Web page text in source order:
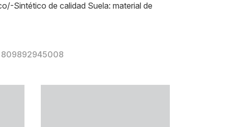
Sintético de calidad Suela: material de
809892945008